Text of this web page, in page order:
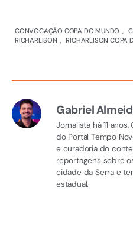
CONVOCAÇÃO COPA DO MUNDO ,
RICHARLISON , RICHARLISON COPA
Gabriel
Jornalista há 11
do Portal Tempo
e curadoria do
reportagens sobre
cidade da Serra e
estadual.